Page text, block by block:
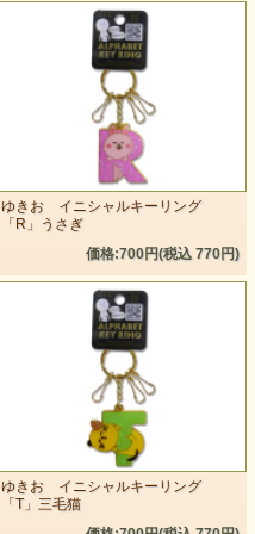
ゆきお イニシャルキーリング
「R」うさぎ
価格:700円(税込 770円)
ゆきお イニシャルキーリング
「T」三毛猫